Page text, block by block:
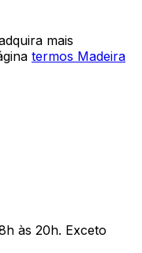
mais
termos Madeira
às 20h. Exceto